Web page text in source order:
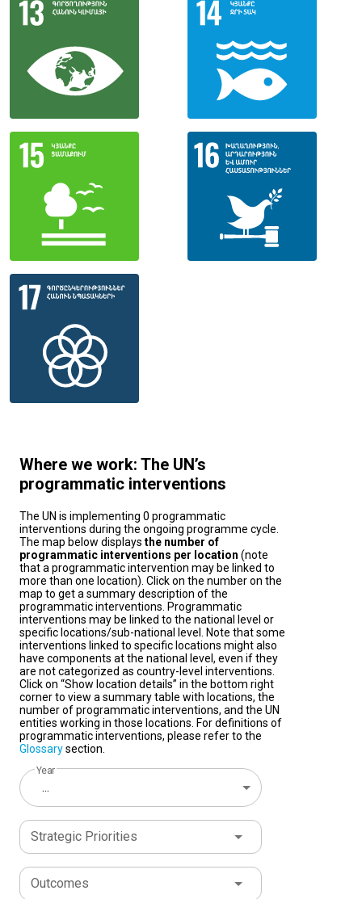
Where we work: The UN’s
programmatic interventions
The UN is implementing 0 programmatic
interventions during the ongoing programme cycle.
The map below displays the number of
programmatic interventions per location (note
that a programmatic intervention may be linked to
more than one location). Click on the number on the
map to get a summary description of the
programmatic interventions. Programmatic
interventions may be linked to the national level or
specific locations/sub-national level. Note that some
interventions linked to specific locations might also
have components at the national level, even if they
are not categorized as country-level interventions.
Click on “Show location details” in the bottom right
corner to view a summary table with locations, the
number of programmatic interventions, and the UN
entities working in those locations. For definitions of
programmatic interventions, please refer to the
Glossarysection.
Year
...
Strategic Priorities
Outcomes